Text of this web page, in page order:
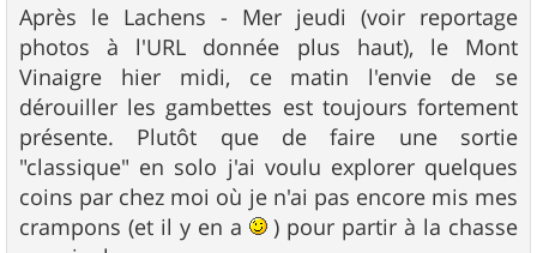
s
s
a
g
e
Après le Lachens - Mer jeudi (voir reportage
photos à l'URL donnée plus haut), le Mont
Vinaigre hier midi, ce matin l'envie de se
dérouiller les gambettes est toujours fortement
présente. Plutôt que de faire une sortie
"classique" en solo j'ai voulu explorer quelques
coins par chez moi où je n'ai pas encore mis mes
crampons (et il y en a
) pour partir à la chasse